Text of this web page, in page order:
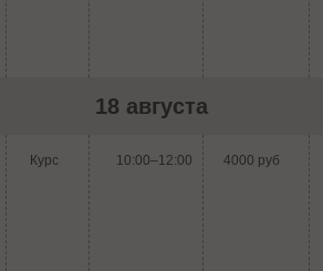
18 августа
Курс 10:00–12:00 4000 руб